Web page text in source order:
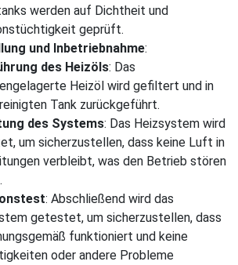
werden auf Dichtheit und
geprüft.
und Inbetriebnahme:
des Heizöls: Das
Heizöl wird gefiltert und in
Tank zurückgeführt.
des Systems: Das Heizsystem wird
um sicherzustellen, dass keine Luft in
verbleibt, was den Betrieb stören
: Abschließend wird das
getestet, um sicherzustellen, dass
funktioniert und keine
oder andere Probleme